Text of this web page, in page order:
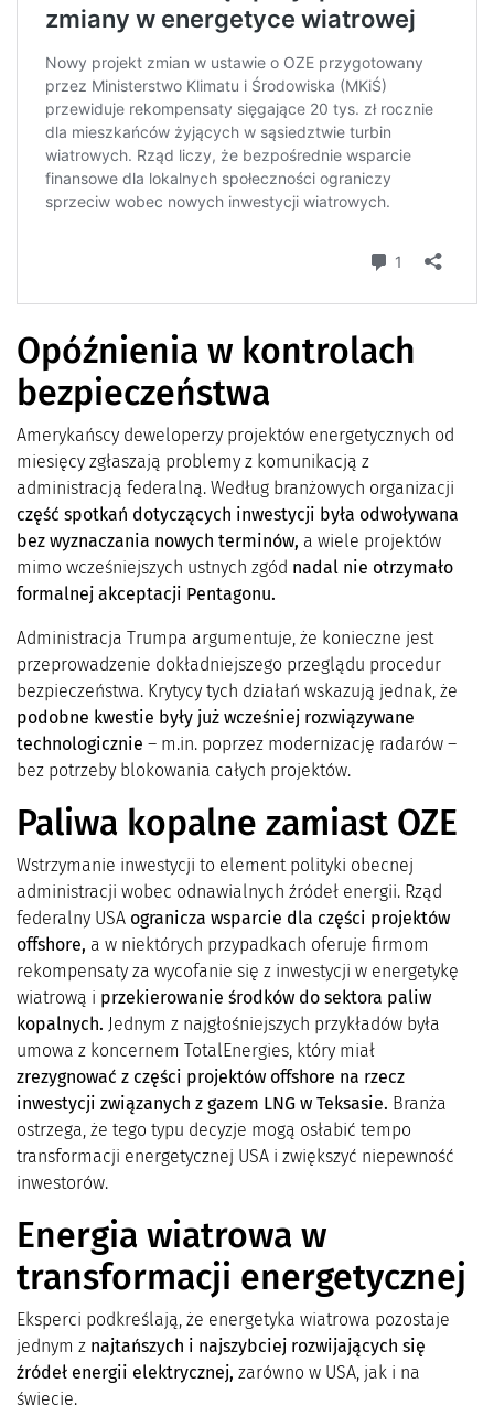
Opóźnienia w kontrolach
bezpieczeństwa
Amerykańscy deweloperzy projektów energetycznych od
miesięcy zgłaszają problemy z komunikacją z
administracją federalną. Według branżowych organizacji
część spotkań dotyczących inwestycji była odwoływana
bez wyznaczania nowych terminów, a wiele projektów
mimo wcześniejszych ustnych zgód nadal nie otrzymało
formalnej akceptacji Pentagonu.
Administracja Trumpa argumentuje, że konieczne jest
przeprowadzenie dokładniejszego przeglądu procedur
bezpieczeństwa. Krytycy tych działań wskazują jednak, że
podobne kwestie były już wcześniej rozwiązywane
technologicznie – m.in. poprzez modernizację radarów –
bez potrzeby blokowania całych projektów.
Paliwa kopalne zamiast OZE
Wstrzymanie inwestycji to element polityki obecnej
administracji wobec odnawialnych źródeł energii. Rząd
federalny USA ogranicza wsparcie dla części projektów
offshore, a w niektórych przypadkach oferuje firmom
rekompensaty za wycofanie się z inwestycji w energetykę
wiatrową i przekierowanie środków do sektora paliw
kopalnych. Jednym z najgłośniejszych przykładów była
umowa z koncernem TotalEnergies, który miał
zrezygnować z części projektów offshore na rzecz
inwestycji związanych z gazem LNG w Teksasie. Branża
ostrzega, że tego typu decyzje mogą osłabić tempo
transformacji energetycznej USA i zwiększyć niepewność
inwestorów.
Energia wiatrowa w
transformacji energetycznej
Eksperci podkreślają, że energetyka wiatrowa pozostaje
jednym z najtańszych i najszybciej rozwijających się
źródeł energii elektrycznej, zarówno w USA, jak i na
świecie.